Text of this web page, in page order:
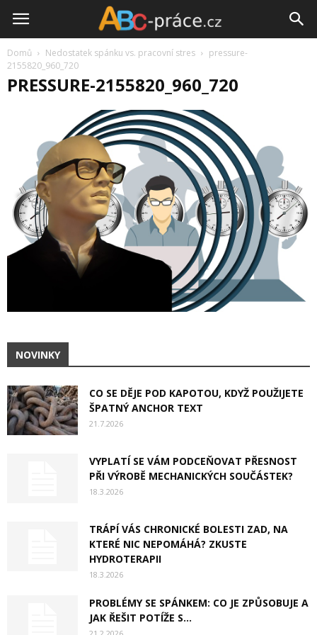
Domů Nedostatek spánku vs. pracovní stres
pressure-
2155820_960_720
PRESSURE-2155820_960_720
NOVINKY
CO SE DĚJE POD KAPOTOU, KDYŽ POUŽIJETE
ŠPATNÝ ANCHOR TEXT
21.7.2026
VYPLATÍ SE VÁM PODCEŇOVAT PŘESNOST
PŘI VÝROBĚ MECHANICKÝCH SOUČÁSTEK?
18.3.2026
TRÁPÍ VÁS CHRONICKÉ BOLESTI ZAD, NA
KTERÉ NIC NEPOMÁHÁ? ZKUSTE
HYDROTERAPII
18.3.2026
PROBLÉMY SE SPÁNKEM: CO JE ZPŮSOBUJE A
JAK ŘEŠIT POTÍŽE S...